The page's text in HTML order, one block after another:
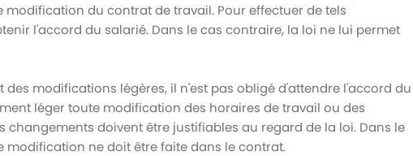
du contrat de travail. Pour effectuer de tels
l'accord du salarié. Dans le cas contraire, la loi ne lui permet
des modifications légères, il n'est pas obligé d'attendre l'accord du
léger toute modification des horaires de travail ou des
changements doivent être justifiables au regard de la loi. Dans le
modification ne doit être faite dans le contrat.